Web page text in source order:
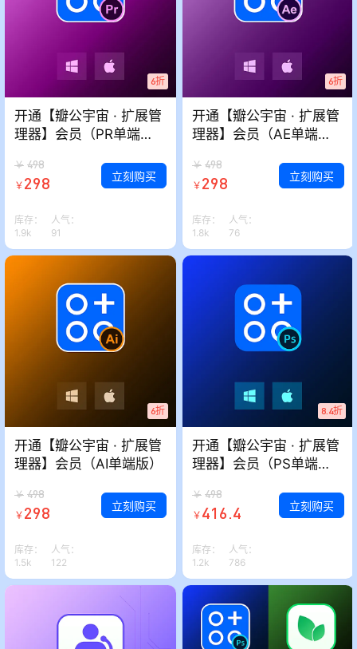
6折
开通【瓣公宇宙 · 扩展管
理器】会员（PR单端
￥ 498
￥ 298 立刻购买
库存：
1.9k
人气：
91
6折
开通【瓣公宇宙 · 扩展管
理器】会员（AE单端
￥ 498
￥ 298 立刻购买
库存：
1.8k
人气：
76
6折
开通【瓣公宇宙 · 扩展管
理器】会员（AI单端版）
￥ 498
￥ 298 立刻购买
库存：
1.5k
人气：
122
8.4折
开通【瓣公宇宙 · 扩展管
理器】会员（PS单端
￥ 498
￥ 416.4 立刻购买
库存：
1.2k
人气：
786